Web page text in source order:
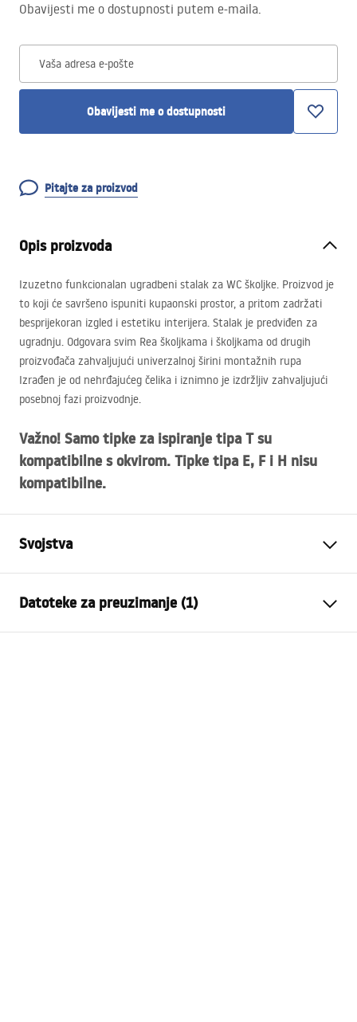
Obavijesti me o dostupnosti putem e-maila.
Vaša adresa e-pošte
Obavijesti me o dostupnosti
Pitajte za proizvod
Opis proizvoda
Izuzetno funkcionalan ugradbeni stalak za WC školjke. Proizvod je
to koji će savršeno ispuniti kupaonski prostor, a pritom zadržati
besprijekoran izgled i estetiku interijera. Stalak je predviđen za
ugradnju. Odgovara svim Rea školjkama i školjkama od drugih
proizvođača zahvaljujući univerzalnoj širini montažnih rupa
Izrađen je od nehrđajućeg čelika i iznimno je izdržljiv zahvaljujući
posebnoj fazi proizvodnje.
Važno! Samo tipke za ispiranje tipa T su
kompatibilne s okvirom. Tipke tipa E, F i H nisu
kompatibilne.
Svojstva
Model
K011A-Q
Kompatibilne tipke za ispiranje
Tip T
Datoteke za preuzimanje (1)